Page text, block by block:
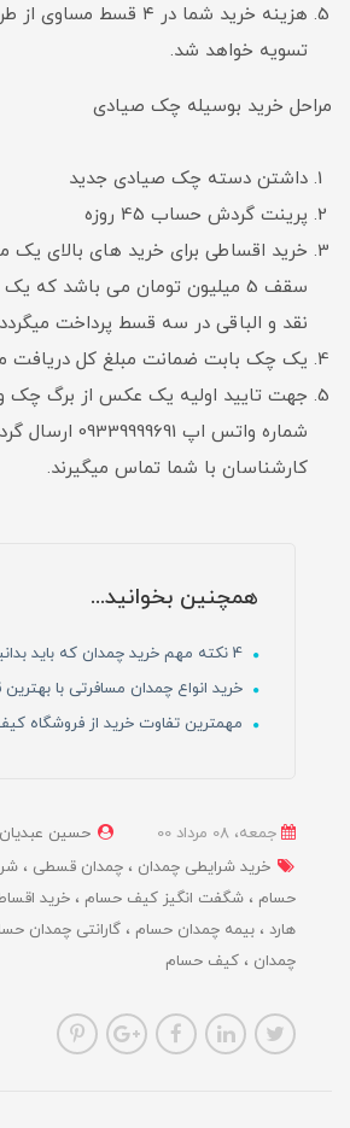
هزینه خرید شما در ۴ قسط
تسویه خواهد شد.
مراحل خرید بوسیله چک صیادی
داشتن دسته چک صیادی جدید
پرینت گردش حساب 45 روزه
خرید اقساطی برای خرید های بالای یک
سقف 5 میلیون تومان می باشد
نقد و الباقی در سه قسط پرداخت
یک چک بابت ضمانت مبلغ کل دریافت
جهت تایید اولیه یک عکس از برگ چک
شماره واتس اپ
کارشناسان با شما تماس میگیرند.
همچنین بخوانید...
خرید انواع چمدان مسافرتی با
مهمترین تفاوت خرید از فروشگاه
جمعه، 08 مرداد 00 حسین عبدیان
خرید شرایطی چمدان
چمدان قسطی
حسام
شگفت انگیز کیف حسام خرید
هارد
بیمه چمدان حسام گارانتی چمدان
چمدان
کیف حسام